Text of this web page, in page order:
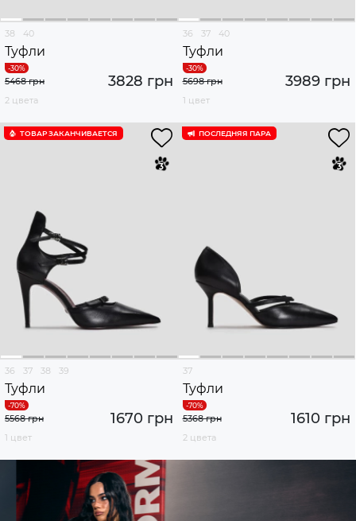
38 40
Туфли
3828 грн
5468 грн
2 цвета
36 37 40
Туфли
3989 грн
5698 грн
1 цвет
ТОВАР ЗАКАНЧИВАЕТСЯ
36 37 38 39
Туфли
1670 грн
5568 грн
1 цвет
ПОСЛЕДНЯЯ ПАРА
37
Туфли
1610 грн
5368 грн
2 цвета